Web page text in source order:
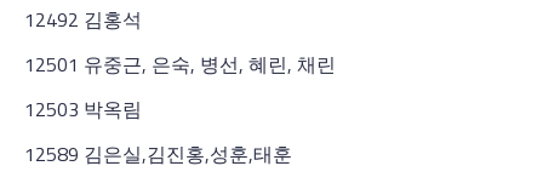
12492 김홍석
12501 유중근, 은숙, 병선, 혜린, 채린
12503 박옥림
12589 김은실,김진홍,성훈,태훈